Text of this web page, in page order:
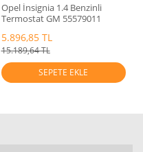
Opel İnsignia 1.4 Benzinli
Termostat GM 55579011
5.896,85 TL
15.189,64 TL
SEPETE EKLE